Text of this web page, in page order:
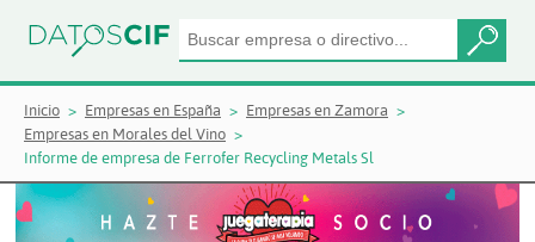
Inicio Empresas en España
Empresas en Zamora
Empresas en Morales del Vino
Informe de empresa de Ferrofer Recycling Metals Sl